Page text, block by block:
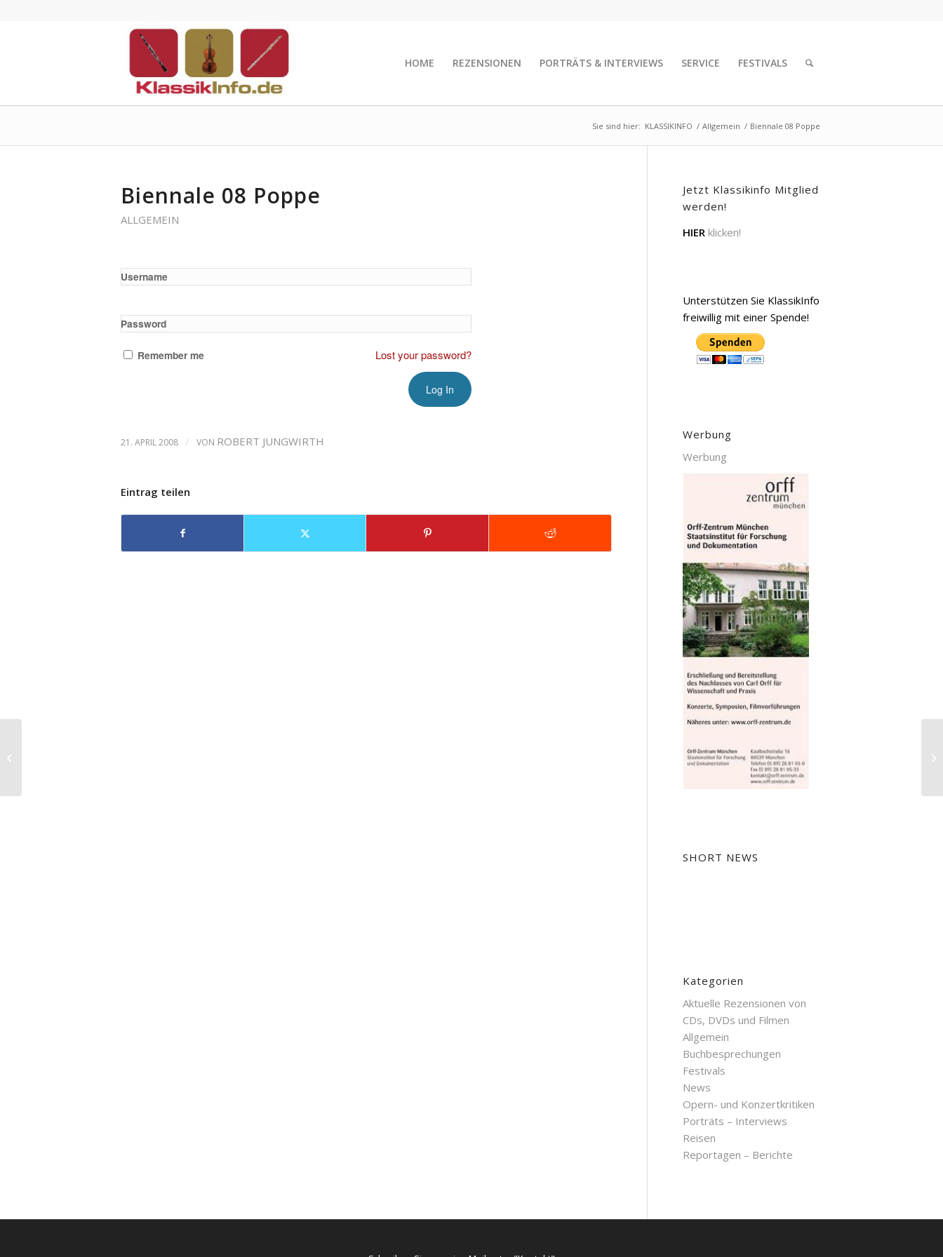
HOME REZENSIONEN PORTRÄTS & INTERVIEWS SERVICE FESTIVALS
Sie sind hier: KLASSIKINFO / Allgemein / Biennale 08 Poppe
Biennale 08 Poppe
ALLGEMEIN
Username
Password
Remember me Lost your password?
21. APRIL 2008 / VON ROBERT JUNGWIRTH
Eintrag teilen
Jetzt Klassikinfo Mitglied
werden!
HIER klicken!
Unterstützen Sie KlassikInfo
freiwillig mit einer Spende!
Werbung
Werbung
SHORT NEWS
Kategorien
Aktuelle Rezensionen von
CDs, DVDs und Filmen
Allgemein
Buchbesprechungen
Festivals
News
Opern- und Konzertkritiken
Porträts – Interviews
Reisen
Reportagen – Berichte